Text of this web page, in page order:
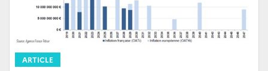
ARTICLE